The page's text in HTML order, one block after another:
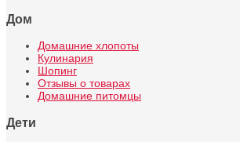
Дом
Домашние хлопоты
Кулинария
Шопинг
Отзывы о товарах
Домашние питомцы
Дети